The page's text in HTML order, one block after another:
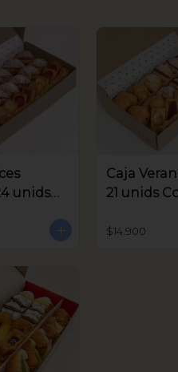
unids
Caja
21 unids
$14.900